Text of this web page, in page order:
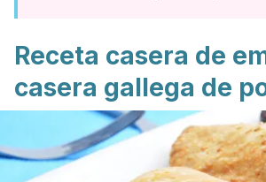
Receta casera de
casera gallega de